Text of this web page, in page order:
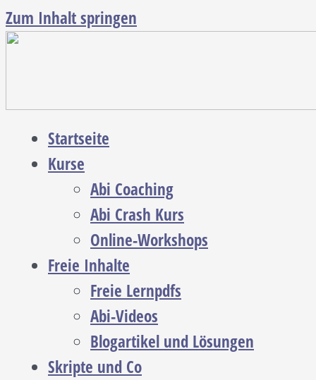
Zum Inhalt springen
Startseite
Kurse
Abi Coaching
Abi Crash Kurs
Online-Workshops
Freie Inhalte
Freie Lernpdfs
Abi-Videos
Blogartikel und Lösungen
Skripte und Co